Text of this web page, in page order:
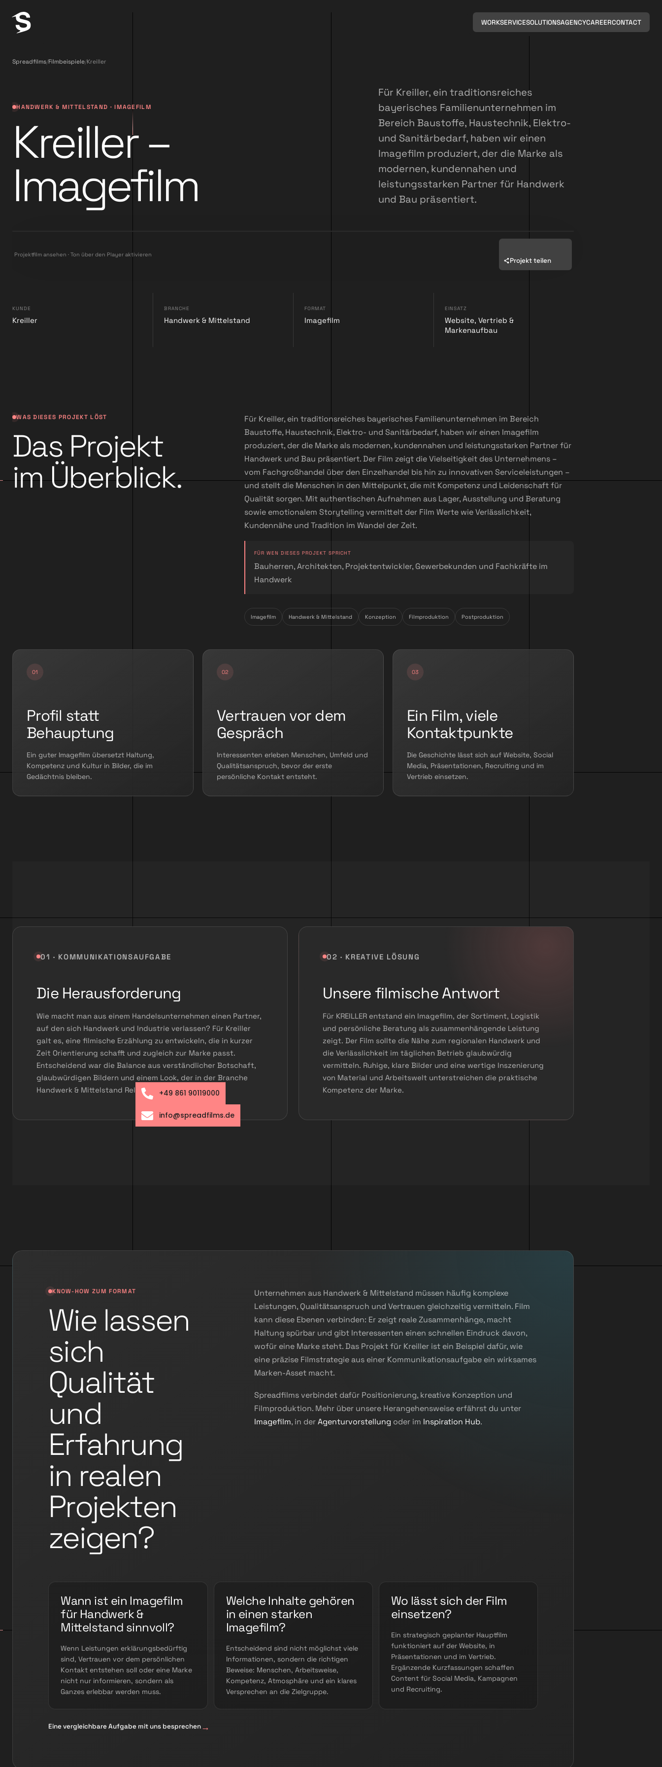
WORKSERVICESOLUTIONSAGENCYCAREERCONTACT
Spreadfilms/Filmbeispiele/Kreiller
HANDWERK & MITTELSTAND · IMAGEFILM
Kreiller –
Imagefilm
Für Kreiller, ein traditionsreiches
bayerisches Familienunternehmen im
Bereich Baustoffe, Haustechnik, Elektro-
und Sanitärbedarf, haben wir einen
Imagefilm produziert, der die Marke als
modernen, kundennahen und
leistungsstarken Partner für Handwerk
und Bau präsentiert.
▶
Projektfilm ansehen · Ton über den Player aktivieren
Projekt teilen
KUNDE
Kreiller
BRANCHE
Handwerk & Mittelstand
FORMAT
Imagefilm
EINSATZ
Website, Vertrieb &
Markenaufbau
WAS DIESES PROJEKT LÖST
Das Projekt
im Überblick.
Für Kreiller, ein traditionsreiches bayerisches Familienunternehmen im Bereich
Baustoffe, Haustechnik, Elektro- und Sanitärbedarf, haben wir einen Imagefilm
produziert, der die Marke als modernen, kundennahen und leistungsstarken Partner für
Handwerk und Bau präsentiert. Der Film zeigt die Vielseitigkeit des Unternehmens –
vom Fachgroßhandel über den Einzelhandel bis hin zu innovativen Serviceleistungen –
und stellt die Menschen in den Mittelpunkt, die mit Kompetenz und Leidenschaft für
Qualität sorgen. Mit authentischen Aufnahmen aus Lager, Ausstellung und Beratung
sowie emotionalem Storytelling vermittelt der Film Werte wie Verlässlichkeit,
Kundennähe und Tradition im Wandel der Zeit.
FÜR WEN DIESES PROJEKT SPRICHT
Bauherren, Architekten, Projektentwickler, Gewerbekunden und Fachkräfte im
Handwerk
Imagefilm Handwerk & Mittelstand Konzeption Filmproduktion Postproduktion
Profil statt
Behauptung
Ein guter Imagefilm übersetzt Haltung,
Kompetenz und Kultur in Bilder, die im
Gedächtnis bleiben.
Vertrauen vor dem
Gespräch
Interessenten erleben Menschen, Umfeld und
Qualitätsanspruch, bevor der erste
persönliche Kontakt entsteht.
Ein Film, viele
Kontaktpunkte
Die Geschichte lässt sich auf Website, Social
Media, Präsentationen, Recruiting und im
Vertrieb einsetzen.
01 · KOMMUNIKATIONSAUFGABE
Die Herausforderung
Wie macht man aus einem Handelsunternehmen einen Partner,
auf den sich Handwerk und Industrie verlassen? Für Kreiller
galt es, eine filmische Erzählung zu entwickeln, die in kurzer
Zeit Orientierung schafft und zugleich zur Marke passt.
Entscheidend war die Balance aus verständlicher Botschaft,
glaubwürdigen Bildern und einem Look, der in der Branche
Handwerk & Mittelstand Relevanz erzeugt.
02 · KREATIVE LÖSUNG
Unsere filmische Antwort
Für KREILLER entstand ein Imagefilm, der Sortiment, Logistik
und persönliche Beratung als zusammenhängende Leistung
zeigt. Der Film sollte die Nähe zum regionalen Handwerk und
die Verlässlichkeit im täglichen Betrieb glaubwürdig
vermitteln. Ruhige, klare Bilder und eine wertige Inszenierung
von Material und Arbeitswelt unterstreichen die praktische
Kompetenz der Marke.
KNOW-HOW ZUM FORMAT
Wie lassen
sich
Qualität
und
Erfahrung
in realen
Projekten
zeigen?
Unternehmen aus Handwerk & Mittelstand müssen häufig komplexe
Leistungen, Qualitätsanspruch und Vertrauen gleichzeitig vermitteln. Film
kann diese Ebenen verbinden: Er zeigt reale Zusammenhänge, macht
Haltung spürbar und gibt Interessenten einen schnellen Eindruck davon,
wofür eine Marke steht. Das Projekt für Kreiller ist ein Beispiel dafür, wie
eine präzise Filmstrategie aus einer Kommunikationsaufgabe ein wirksames
Marken-Asset macht.
Spreadfilms verbindet dafür Positionierung, kreative Konzeption und
Filmproduktion. Mehr über unsere Herangehensweise erfährst du unter
Imagefilm, in derAgenturvorstellung oder im Inspiration Hub.
Wann ist ein Imagefilm
für Handwerk &
Mittelstand sinnvoll?
Wenn Leistungen erklärungsbedürftig
sind, Vertrauen vor dem persönlichen
Kontakt entstehen soll oder eine Marke
nicht nur informieren, sondern als
Ganzes erlebbar werden muss.
Welche Inhalte gehören
in einen starken
Imagefilm?
Entscheidend sind nicht möglichst viele
Informationen, sondern die richtigen
Beweise: Menschen, Arbeitsweise,
Kompetenz, Atmosphäre und ein klares
Versprechen an die Zielgruppe.
Wo lässt sich der Film
einsetzen?
Ein strategisch geplanter Hauptfilm
funktioniert auf der Website, in
Präsentationen und im Vertrieb.
Ergänzende Kurzfassungen schaffen
Content für Social Media, Kampagnen
und Recruiting.
Eine vergleichbare Aufgabe mit uns besprechen
+49 861 90119000
info@spreadfilms.de